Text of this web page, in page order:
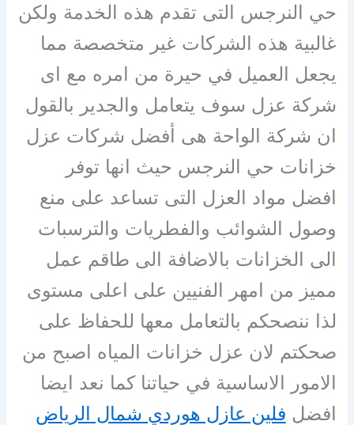
حي النرجس التى تقدم هذه الخدمة ولكن
غالبية هذه الشركات غير متخصصة مما
يجعل العميل في حيرة من امره مع اى
شركة عزل سوف يتعامل والجدير بالقول
ان شركة الواحة هى أفضل شركات عزل
خزانات حي النرجس حيث انها توفر
افضل مواد العزل التى تساعد على منع
وصول الشوائب والفطريات والترسبات
الى الخزانات بالاضافة الى طاقم عمل
مميز من امهر الفنيين على اعلى مستوى
لذا ننصحكم بالتعامل معها للحفاظ على
صحكتم لان عزل خزانات المياه اصبح من
الامور الاساسية في حياتنا كما نعد ايضا
افضل فلين عازل هوردي شمال الرياض